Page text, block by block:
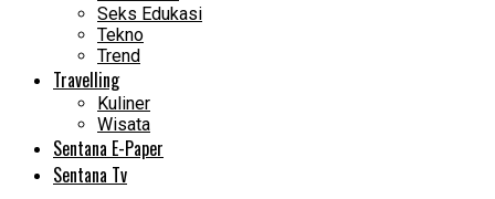
Seks Edukasi
Tekno
Trend
Travelling
Kuliner
Wisata
Sentana E-Paper
Sentana Tv